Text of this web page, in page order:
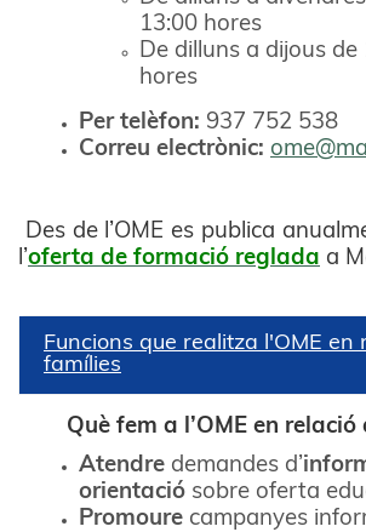
13:00 hores
De dilluns a dijous
hores
Per telèfon: 937 752 538
Correu electrònic:
Des de l’OME es publica
l’oferta de formació reglada a
Funcions que realitza l'OME en
famílies
Què fem a l’OME en
Atendre demandes d’
orientació sobre oferta
Promoure campanyes